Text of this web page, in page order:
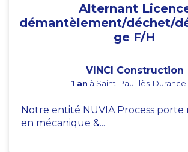
Alternant
démantèlement/déchet/
ge F/H
VINCI Construction
1 an à Saint-Paul-lès-Durance
Notre entité NUVIA Process porte
en mécanique &...